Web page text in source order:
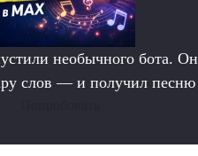
необычного бота. Он
слов — и получил песню